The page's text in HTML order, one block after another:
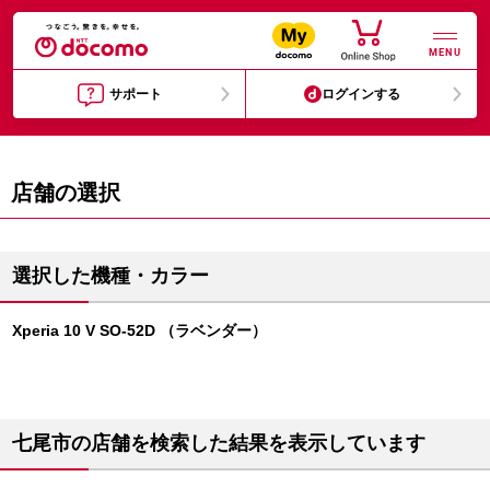
MENU
サポート ログインする
店舗の選択
選択した機種・カラー
Xperia 10 V SO-52D （ラベンダー）
七尾市の店舗を検索した結果を表示しています